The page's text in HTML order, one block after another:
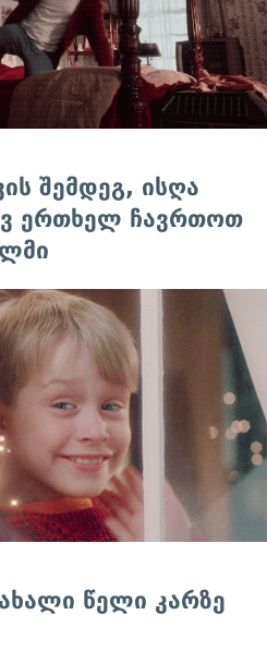
შემდეგ, ისღა
ერთხელ ჩავრთოთ
წელი კარზე